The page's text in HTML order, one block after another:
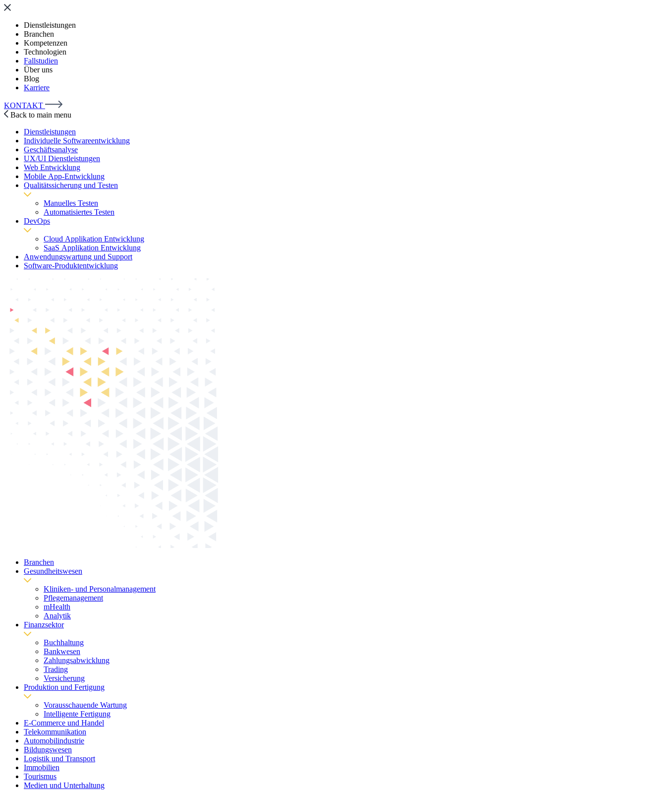
Dienstleistungen
Branchen
Kompetenzen
Technologien
Fallstudien
Über uns
Blog
Karriere
KONTAKT
Back to main menu
Dienstleistungen
Individuelle Softwareentwicklung
Geschäftsanalyse
UX/UI Dienstleistungen
Web Entwicklung
Mobile App-Entwicklung
Qualitätssicherung und Testen
Manuelles Testen
Automatisiertes Testen
DevOps
Cloud Applikation Entwicklung
SaaS Applikation Entwicklung
Anwendungswartung und Support
Software-Produktentwicklung
Branchen
Gesundheitswesen
Kliniken- und Personalmanagement
Pflegemanagement
mHealth
Analytik
Finanzsektor
Buchhaltung
Bankwesen
Zahlungsabwicklung
Trading
Versicherung
Produktion und Fertigung
Vorausschauende Wartung
Intelligente Fertigung
E-Commerce und Handel
Telekommunikation
Automobilindustrie
Bildungswesen
Logistik und Transport
Immobilien
Tourismus
Medien und Unterhaltung